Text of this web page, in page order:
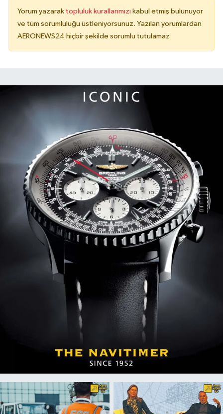
Yorum yazarak topluluk kurallarımızı kabul etmiş bulunuyor
ve tüm sorumluluğu üstleniyorsunuz. Yazılan yorumlardan
AERONEWS24 hiçbir şekilde sorumlu tutulamaz.